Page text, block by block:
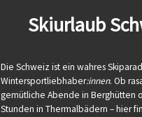
Skiurlaub
Die Schweiz ist ein wahres
Wintersportliebhaber:innen. Ob
gemütliche Abende in Berghütten
Stunden in Thermalbädern – hier